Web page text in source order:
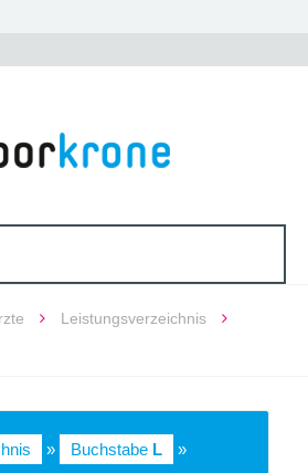
Leistungsverzeichnis
» Buchstabe L »